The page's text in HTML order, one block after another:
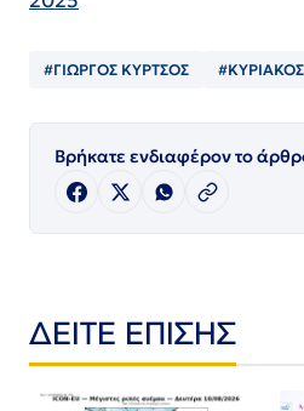
#ΓΙΩΡΓΟΣ ΚΥΡΤΣΟΣ
Βρήκατε ενδιαφέρον το
ΔΕΙΤΕ ΕΠΙΣΗΣ